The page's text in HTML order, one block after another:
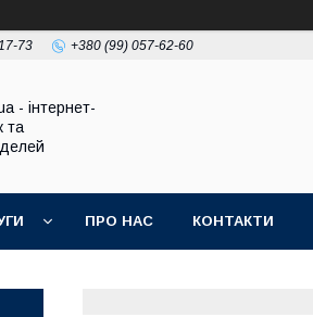
73 +380 (99) 057-62-60
- інтернет-
та
ПРО НАС КОНТАКТИ